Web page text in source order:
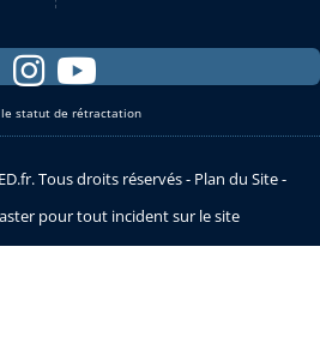
le statut de rétractation
Tous droits réservés - Plan du Site-
pour tout incident sur le site